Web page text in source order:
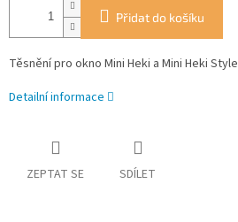
Přidat do košíku
Těsnění pro okno Mini Heki a Mini Heki Style
Detailní informace
ZEPTAT SE SDÍLET